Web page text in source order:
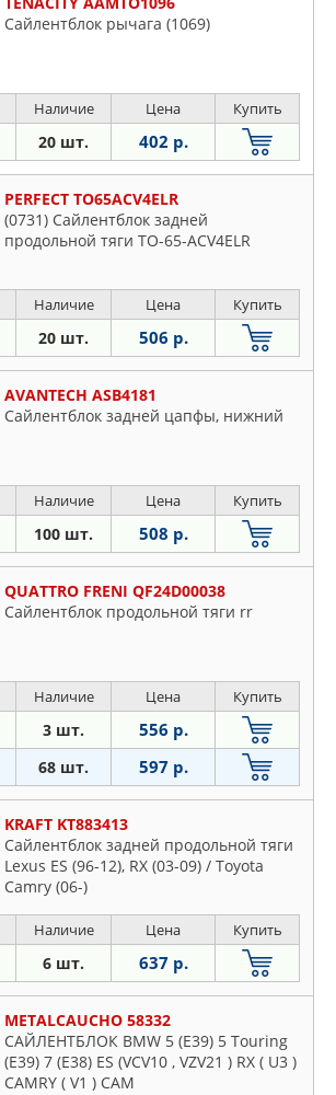
Сайлентблок рычага (1069)
Наличие Цена Купить
20 шт. 402 р.
PERFECT TO65ACV4ELR
(0731) Сайлентблок задней
продольной тяги TO-65-ACV4ELR
Наличие Цена Купить
20 шт. 506 р.
AVANTECH ASB4181
Сайлентблок задней цапфы, нижний
Наличие Цена Купить
100 шт. 508 р.
QUATTRO FRENI QF24D00038
Сайлентблок продольной тяги rr
Наличие Цена Купить
3 шт. 556 р.
68 шт. 597 р.
KRAFT KT883413
Сайлентблок задней продольной тяги
Lexus ES (96-12), RX (03-09) / Toyota
Camry (06-)
Наличие Цена Купить
6 шт. 637 р.
METALCAUCHO 58332
САЙЛЕНТБЛОК BMW 5 (E39) 5 Touring
(E39) 7 (E38) ES (VCV10 , VZV21 ) RX ( U3 )
CAMRY ( V1 ) CAM